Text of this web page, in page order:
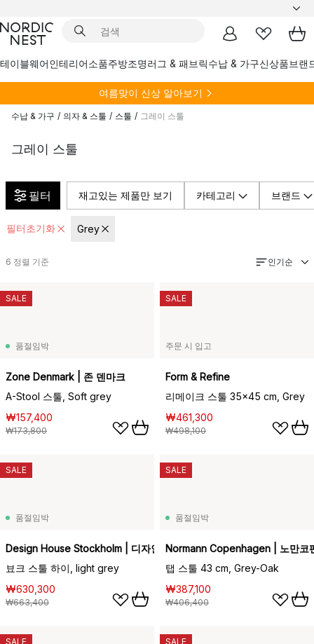
테이블웨어인테리어소품주방조명러그 & 패브릭수납 & 가구신상품브랜
여름맞이 신상 알아보기
수납 & 가구 / 의자 & 스툴 / 스툴 / 그레이 스툴
그레이 스툴
필터 재고있는 제품만 보기 카테고리 브랜드
필터초기화 Grey
6 정렬 기준 인기순
품절임박
Zone Denmark | 존 덴마크
A-Stool 스툴, Soft grey
₩157,400
₩173,800
SALE
주문 시 입고
Form & Refine
리메이크 스툴 35x45 cm, Grey
₩461,300
₩498,100
SALE
품절임박
Design House Stockholm | 디자인하우스스톡홀름
뵤크 스툴 하이, light grey
₩630,300
₩663,400
SALE
품절임박
Normann Copenhagen | 노만코
탭 스툴 43 cm, Grey-Oak
₩387,100
₩406,400
SALE
SALE SALE